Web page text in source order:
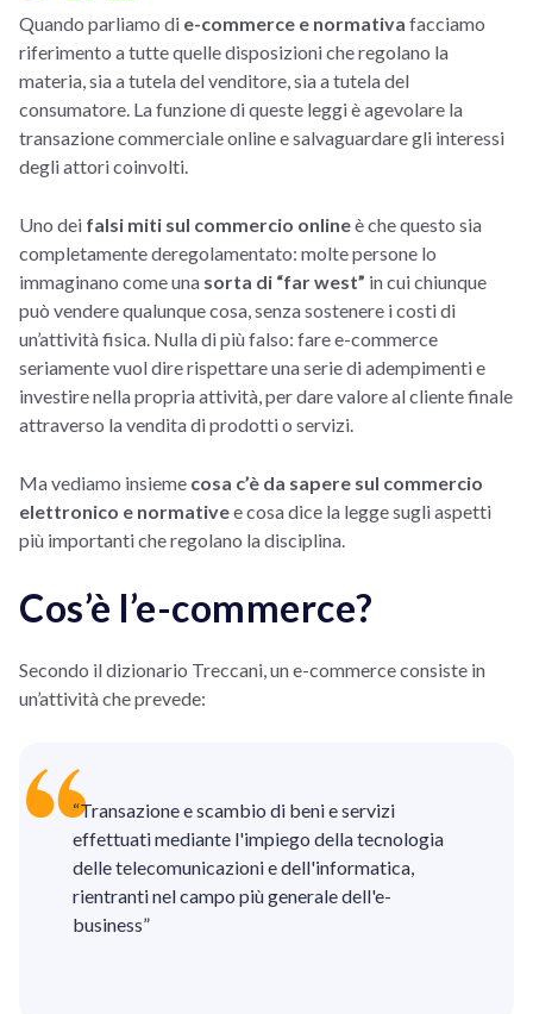
Quando parliamo di e-commerce e normativa facciamo
riferimento a tutte quelle disposizioni che regolano la
materia, sia a tutela del venditore, sia a tutela del
consumatore. La funzione di queste leggi è agevolare la
transazione commerciale online e salvaguardare gli interessi
degli attori coinvolti.
Uno dei falsi miti sul commercio onlineè che questo sia
completamente deregolamentato: molte persone lo
immaginano come una sorta di “far west” in cui chiunque
può vendere qualunque cosa, senza sostenere i costi di
un’attività fisica. Nulla di più falso: fare e-commerce
seriamente vuol dire rispettare una serie di adempimenti e
investire nella propria attività, per dare valore al cliente finale
attraverso la vendita di prodotti o servizi.
Ma vediamo insieme cosa c’è da sapere sul commercio
elettronico e normativee cosa dice la legge sugli aspetti
più importanti che regolano la disciplina.
Cos’è l’e-commerce?
Secondo il dizionario Treccani, un e-commerce consiste in
un’attività che prevede:
“Transazione e scambio di beni e servizi
effettuati mediante l'impiego della tecnologia
delle telecomunicazioni e dell'informatica,
rientranti nel campo più generale dell'e-
business”